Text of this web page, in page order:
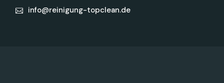
info@reinigung-topclean.de